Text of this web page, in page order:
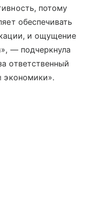
потому
обеспечивать
и ощущение
— подчеркнула
ответственный
экономики».